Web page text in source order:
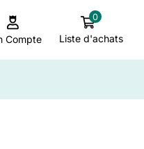
Compte
0
Liste d'achats